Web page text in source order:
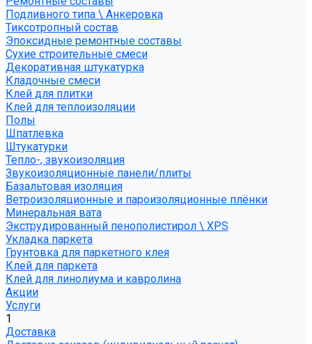
Подливного типа \ Анкеровка
Тиксотропный состав
Эпоксидные ремонтные составы
Сухие строительные смеси
Декоративная штукатурка
Кладочные смеси
Клей для плитки
Клей для теплоизоляции
Полы
Шпатлевка
Штукатурки
Тепло-, звукоизоляция
Звукоизоляционные панели/плиты
Базальтовая изоляция
Ветроизоляционные и пароизоляционные плёнки
Минеральная вата
Экструдированный пенополистирол \ XPS
Укладка паркета
Грунтовка для паркетного клея
Клей для паркета
Клей для линолиума и кавролина
Акции
Услуги
1
Доставка